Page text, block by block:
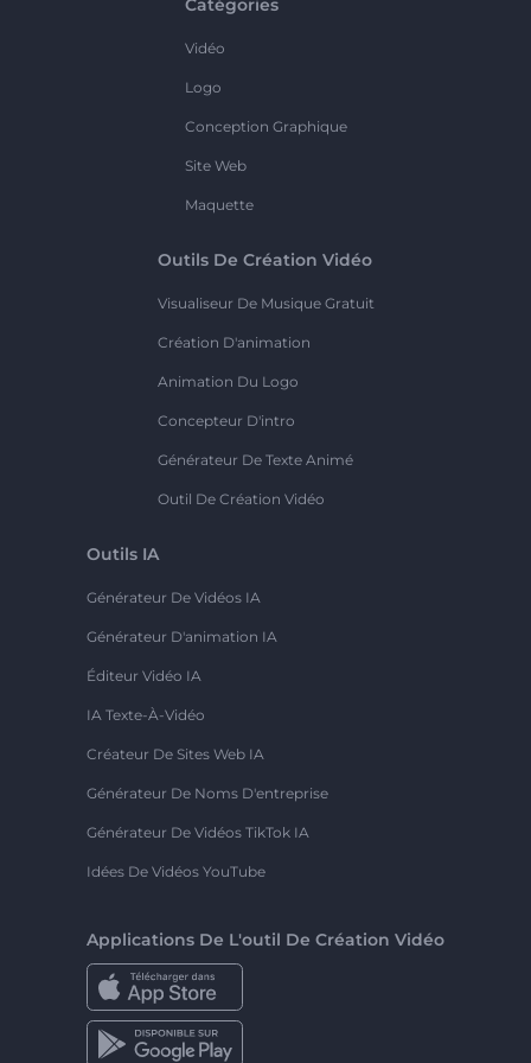
Catégories
Vidéo
Logo
Conception Graphique
Site Web
Maquette
Outils De Création Vidéo
Visualiseur De Musique Gratuit
Création D'animation
Animation Du Logo
Concepteur D'intro
Générateur De Texte Animé
Outil De Création Vidéo
Outils IA
Générateur De Vidéos IA
Générateur D'animation IA
Éditeur Vidéo IA
IA Texte-À-Vidéo
Créateur De Sites Web IA
Générateur De Noms D'entreprise
Générateur De Vidéos TikTok IA
Idées De Vidéos YouTube
Applications De L'outil De Création Vidéo